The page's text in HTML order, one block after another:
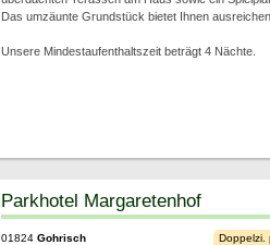
Das umzäunte Grundstück bietet Ihnen
Unsere Mindestaufenthaltszeit beträgt 4 Nächte.
Parkhotel Margaretenhof
01824 Gohrisch
Doppelzi.